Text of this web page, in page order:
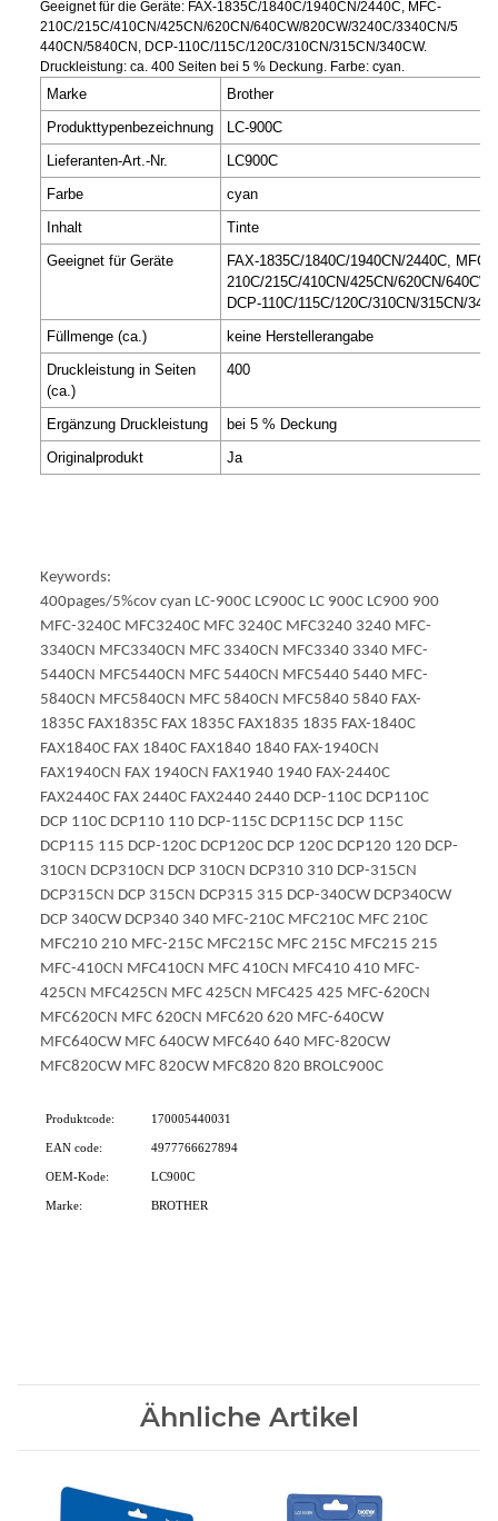
Geeignet für die Geräte: FAX-1835C/1840C/1940CN/2440C, MFC-
210C/215C/410CN/425CN/620CN/640CW/820CW/3240C/3340CN/5
440CN/5840CN, DCP-110C/115C/120C/310CN/315CN/340CW.
Druckleistung: ca. 400 Seiten bei 5 % Deckung. Farbe: cyan.
Marke
Brother
Produkttypenbezeichnung
LC-900C
Lieferanten-Art.-Nr.
LC900C
Farbe
cyan
Inhalt
Tinte
Geeignet für Geräte
FAX-1835C/1840C/1940CN/2440C, MFC-
210C/215C/410CN/425CN/620CN/
DCP-110C/115C/120C/310CN/315CN/
Füllmenge (ca.)
keine Herstellerangabe
Druckleistung in Seiten
(ca.)
400
Ergänzung Druckleistung
bei 5 % Deckung
Originalprodukt
Ja
Keywords:
400pages/5%cov cyan LC-900C LC900C LC 900C LC900 900
MFC-3240C MFC3240C MFC 3240C MFC3240 3240 MFC-
3340CN MFC3340CN MFC 3340CN MFC3340 3340 MFC-
5440CN MFC5440CN MFC 5440CN MFC5440 5440 MFC-
5840CN MFC5840CN MFC 5840CN MFC5840 5840 FAX-
1835C FAX1835C FAX 1835C FAX1835 1835 FAX-1840C
FAX1840C FAX 1840C FAX1840 1840 FAX-1940CN
FAX1940CN FAX 1940CN FAX1940 1940 FAX-2440C
FAX2440C FAX 2440C FAX2440 2440 DCP-110C DCP110C
DCP 110C DCP110 110 DCP-115C DCP115C DCP 115C
DCP115 115 DCP-120C DCP120C DCP 120C DCP120 120 DCP-
310CN DCP310CN DCP 310CN DCP310 310 DCP-315CN
DCP315CN DCP 315CN DCP315 315 DCP-340CW DCP340CW
DCP 340CW DCP340 340 MFC-210C MFC210C MFC 210C
MFC210 210 MFC-215C MFC215C MFC 215C MFC215 215
MFC-410CN MFC410CN MFC 410CN MFC410 410 MFC-
425CN MFC425CN MFC 425CN MFC425 425 MFC-620CN
MFC620CN MFC 620CN MFC620 620 MFC-640CW
MFC640CW MFC 640CW MFC640 640 MFC-820CW
MFC820CW MFC 820CW MFC820 820 BROLC900C
Produktcode: 170005440031
EAN code: 4977766627894
OEM-Kode: LC900C
Marke: BROTHER
Ähnliche Artikel